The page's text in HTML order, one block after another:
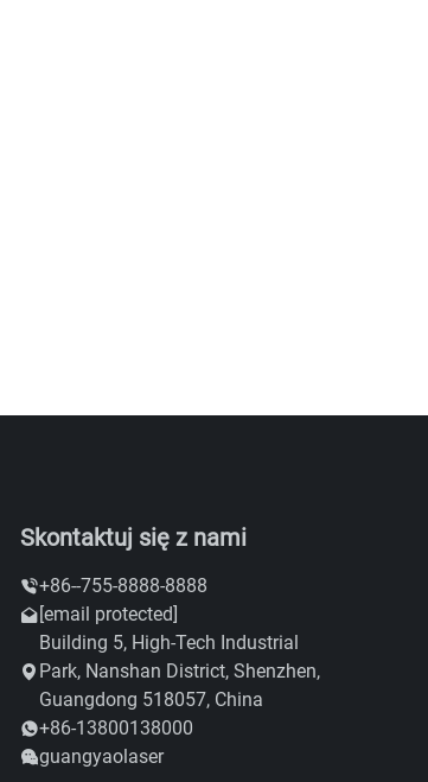
Skontaktuj się z nami
+86--755-8888-8888
[email protected]
Building 5, High-Tech Industrial
Park, Nanshan District, Shenzhen,
Guangdong 518057, China
+86-13800138000
guangyaolaser